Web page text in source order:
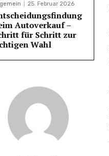
25. Februar 2026
Autoverkauf –
für Schritt zur
Wahl